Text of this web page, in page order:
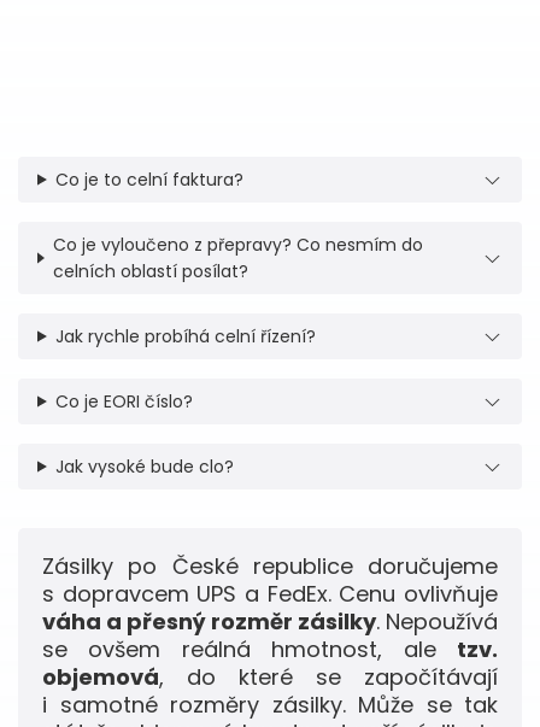
Co je to celní faktura?
Co je vyloučeno z přepravy? Co nesmím do
celních oblastí posílat?
Jak rychle probíhá celní řízení?
Co je EORI číslo?
Jak vysoké bude clo?
Zásilky po České republice doručujeme
s dopravcem UPS a FedEx. Cenu ovlivňuje
váha a přesný rozměr zásilky. Nepoužívá
se ovšem reálná hmotnost, ale tzv.
objemová, do které se započítávají
i samotné rozměry zásilky. Může se tak